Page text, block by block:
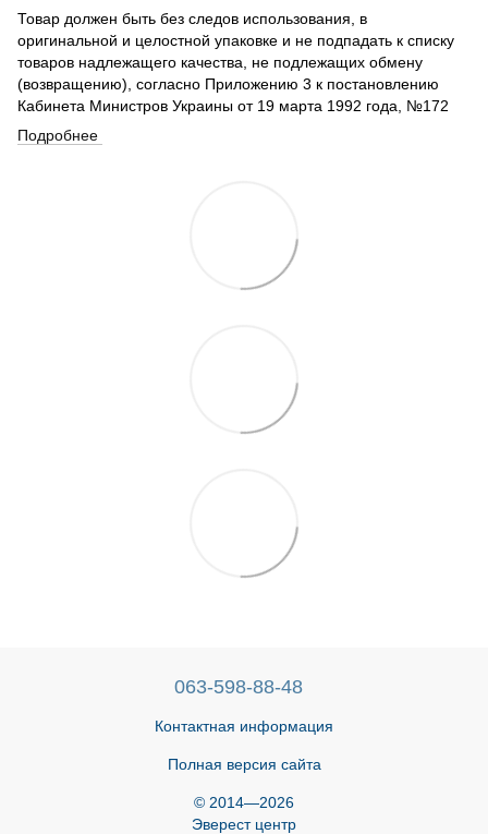
Товар должен быть без следов использования, в
оригинальной и целостной упаковке и не подпадать к списку
товаров надлежащего качества, не подлежащих обмену
(возвращению), согласно Приложению 3 к постановлению
Кабинета Министров Украины от 19 марта 1992 года, №172
Подробнее
063-598-88-48
Контактная информация
Полная версия сайта
© 2014—2026
Эверест центр